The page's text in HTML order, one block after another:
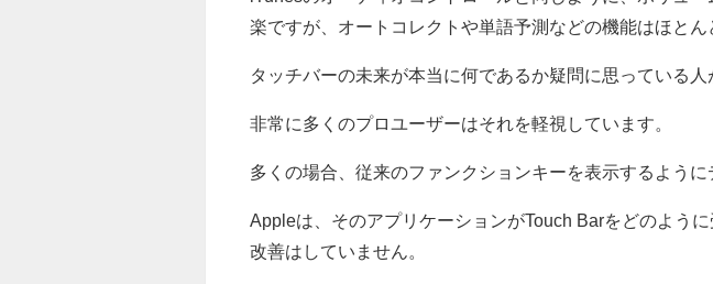
楽ですが、オートコレクトや単語予測などの機能はほとん
タッチバーの未来が本当に何であるか疑問に思っている人
非常に多くのプロユーザーはそれを軽視しています。
多くの場合、従来のファンクションキーを表示するように
Appleは、そのアプリケーションがTouch Barをどのよう
改善はしていません。